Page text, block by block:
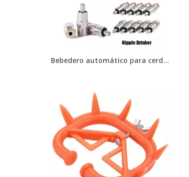
Bebedero automático para cerdos tipo pico de pato, tetina de agua para cerdos, equipo para ganado, sistema de línea de bebida